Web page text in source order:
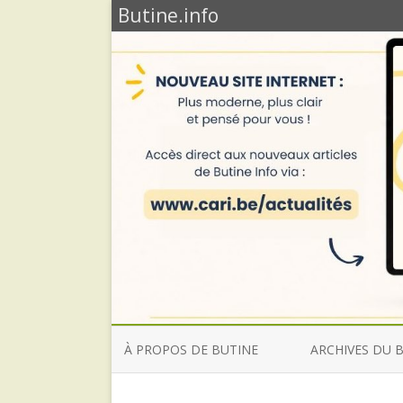
Butine.info
À PROPOS DE BUTINE ARCHIVES DU